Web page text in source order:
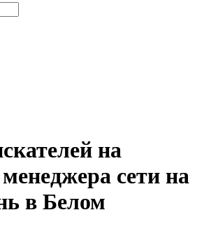
на
сети на
в Белом